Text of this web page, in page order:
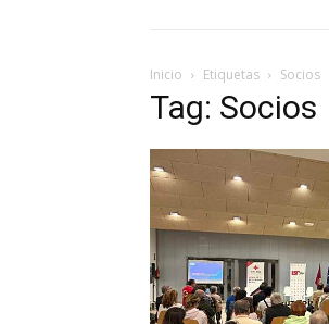
Inicio Etiquetas Socios
Tag: Socios